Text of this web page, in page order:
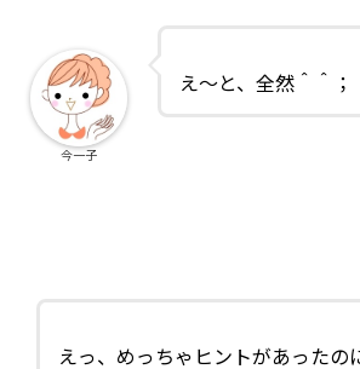
え～と、全然＾＾；
今一子
えっ、めっちゃヒントがあったの